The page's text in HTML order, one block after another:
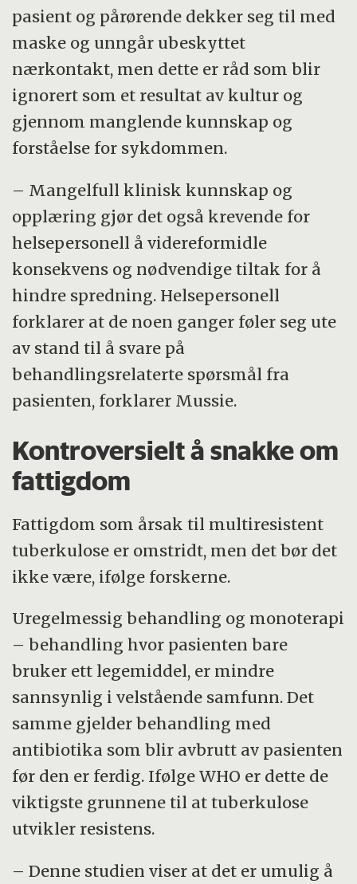
pasient og pårørende dekker seg til med
maske og unngår ubeskyttet
nærkontakt, men dette er råd som blir
ignorert som et resultat av kultur og
gjennom manglende kunnskap og
forståelse for sykdommen.
– Mangelfull klinisk kunnskap og
opplæring gjør det også krevende for
helsepersonell å videreformidle
konsekvens og nødvendige tiltak for å
hindre spredning. Helsepersonell
forklarer at de noen ganger føler seg ute
av stand til å svare på
behandlingsrelaterte spørsmål fra
pasienten, forklarer Mussie.
Kontroversielt å snakke om
fattigdom
Fattigdom som årsak til multiresistent
tuberkulose er omstridt, men det bør det
ikke være, ifølge forskerne.
Uregelmessig behandling og monoterapi
– behandling hvor pasienten bare
bruker ett legemiddel, er mindre
sannsynlig i velstående samfunn. Det
samme gjelder behandling med
antibiotika som blir avbrutt av pasienten
før den er ferdig. Ifølge WHO er dette de
viktigste grunnene til at tuberkulose
utvikler resistens.
– Denne studien viser at det er umulig å